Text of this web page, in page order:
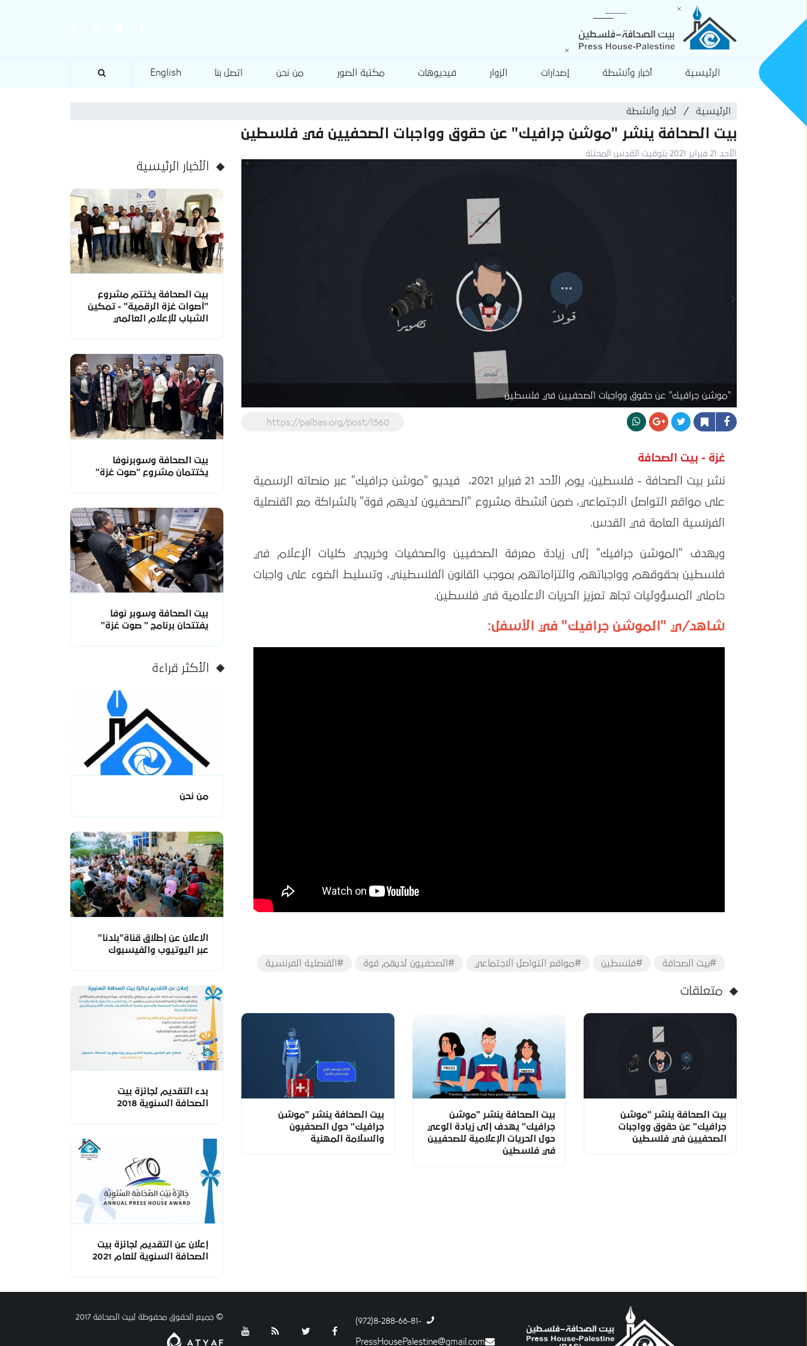
الرئيسية أخبار وأنشطة إصدارات الزوار فيديوهات مكتبة الصور من نحن اتصل بنا English
الرئيسية أخبار وأنشطة
بيت الصحافة ينشر "موشن جرافيك" عن حقوق وواجبات الصحفيين في فلسطين
الأحد 21 فبراير 2021 بتوقيت القدس المحتلة
"موشن جرافيك" عن حقوق وواجبات الصحفيين في فلسطين
https://palbas.org/post/1560
غزة - بيت الصحافة
نشر بيت الصحافة - فلسطين، يوم الأحد 21 فبراير 2021، فيديو "موشن جرافيك" عبر منصاته الرسمية
على مواقع التواصل الاجتماعي، ضمن أنشطة مشروع "الصحفيون لديهم قوة" بالشراكة مع القنصلية
الفرنسية العامة في القدس.
ويهدف "الموشن جرافيك" إلى زيادة معرفة الصحفيين والصحفيات وخريجي كليات الإعلام في
فلسطين بحقوقهم وواجباتهم والتزاماتهم بموجب القانون الفلسطيني، وتسليط الضوء على واجبات
حاملي المسؤوليات تجاه تعزيز الحريات الاعلامية في فلسطين.
شاهد/ي "الموشن جرافيك" في الأسفل:
#بيت الصحافة #فلسطين #مواقع التواصل الاجتماعي #الصحفيون لديهم قوة #القنصلية الفرنسية
متعلقات
بيت الصحافة ينشر "موشن
جرافيك" عن حقوق وواجبات
الصحفيين في فلسطين
بيت الصحافة ينشر "موشن
جرافيك" يهدف إلى زيادة الوعي
حول الحريات الإعلامية للصحفيين
في فلسطين
بيت الصحافة ينشر "موشن
جرافيك" حول الصحفيون
والسلامة المهنية
الأخبار الرئيسية
بيت الصحافة يختتم مشروع
"أصوات غزة الرقمية" - تمكين
الشباب للإعلام العالمي
بيت الصحافة وسوبرنوفا
يختتمان مشروع "صوت غزة"
بيت الصحافة وسوبر نوفا
يفتتحان برنامج " صوت غزة"
الأكثر قراءة
من نحن
الاعلان عن إطلاق قناة"بلدنا"
عبر اليوتيوب والفيسبوك
بدء التقديم لجائزة بيت
الصحافة السنوية 2018
إعلان عن التقديم لجائزة بيت
الصحافة السنوية للعام 2021
-8-288-66-81(972)
PressHousePalestine@gmail.com
© جميع الحقوق محفوظة لبيت الصحافة 2017